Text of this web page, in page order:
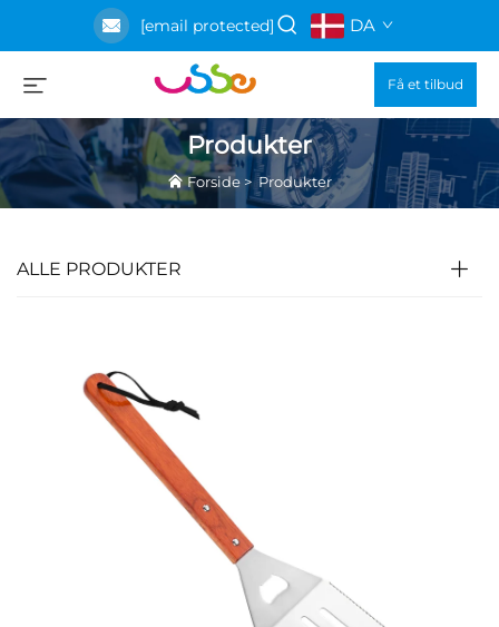
[email protected] DA
Få et tilbud
Produkter
Forside >Produkter
ALLE PRODUKTER